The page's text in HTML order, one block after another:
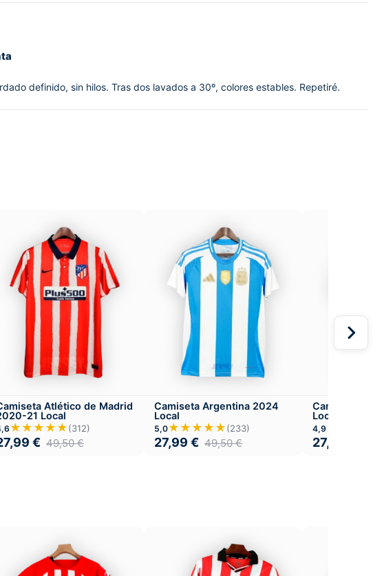
definido, sin hilos. Tras dos lavados a 30º, colores estables. Repetiré.
Atlético de Madrid
21 Local
★★★★★(312)
€ 49,50€
Camiseta Argentina 2024
Local
5,0★★★★★(233)
27,99 € 49,50€
Camiseta
Local
4,9
27,99